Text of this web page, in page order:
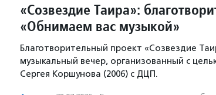
«Созвездие Таира»:
«Обнимаем вас музыкой»
Благотворительный проект «Созвездие
музыкальный вечер, организованный с
Сергея Коршунова (2006) с ДЦП.